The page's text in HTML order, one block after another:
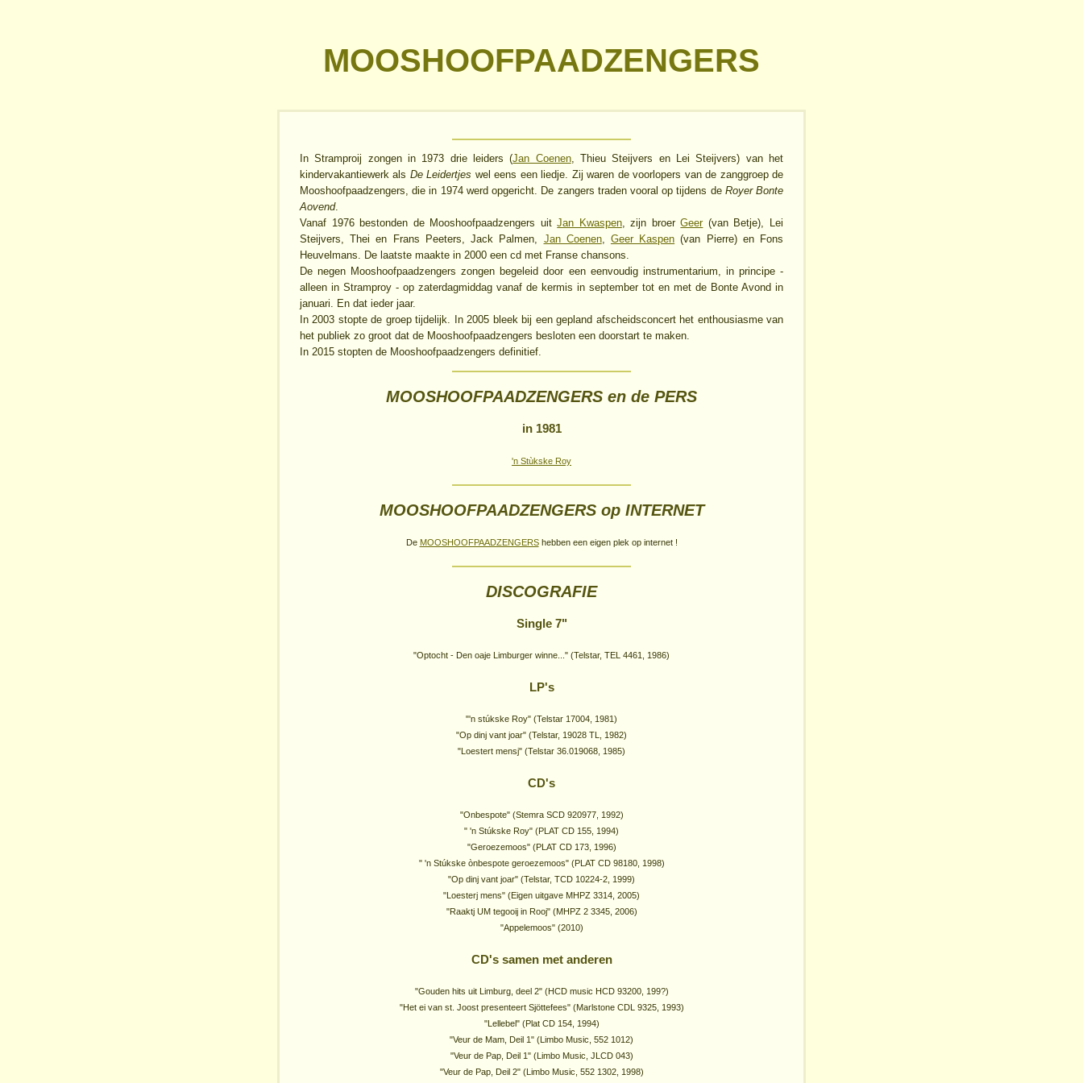
MOOSHOOFPAADZENGERS
In Stramproij zongen in 1973 drie leiders (Jan Coenen, Thieu Steijvers en Lei Steijvers) van het
kindervakantiewerk als De Leidertjes wel eens een liedje. Zij waren de voorlopers van de zanggroep de
Mooshoofpaadzengers, die in 1974 werd opgericht. De zangers traden vooral op tijdens de Royer Bonte
Aovend.
Vanaf 1976 bestonden de Mooshoofpaadzengers uitJan Kwaspen, zijn broerGeer(van Betje), Lei
Steijvers, Thei en Frans Peeters, Jack Palmen, Jan Coenen, Geer Kaspen (van Pierre) en Fons
Heuvelmans. De laatste maakte in 2000 een cd met Franse chansons.
De negen Mooshoofpaadzengers zongen begeleid door een eenvoudig instrumentarium, in principe -
alleen in Stramproy - op zaterdagmiddag vanaf de kermis in september tot en met de Bonte Avond in
januari. En dat ieder jaar.
In 2003 stopte de groep tijdelijk. In 2005 bleek bij een gepland afscheidsconcert het enthousiasme van
het publiek zo groot dat de Mooshoofpaadzengers besloten een doorstart te maken.
In 2015 stopten de Mooshoofpaadzengers definitief.
MOOSHOOFPAADZENGERS en de PERS
in 1981
'n Stùkske Roy
MOOSHOOFPAADZENGERS op INTERNET
De MOOSHOOFPAADZENGERShebben een eigen plek op internet !
DISCOGRAFIE
Single 7"
"Optocht - Den oaje Limburger winne..." (Telstar, TEL 4461, 1986)
LP's
"'n stúkske Roy" (Telstar 17004, 1981)
"Op dinj vant joar" (Telstar, 19028 TL, 1982)
"Loestert mensj" (Telstar 36.019068, 1985)
CD's
"Onbespote" (Stemra SCD 920977, 1992)
" 'n Stúkske Roy" (PLAT CD 155, 1994)
"Geroezemoos" (PLAT CD 173, 1996)
" 'n Stúkske ònbespote geroezemoos" (PLAT CD 98180, 1998)
"Op dinj vant joar" (Telstar, TCD 10224-2, 1999)
"Loesterj mens" (Eigen uitgave MHPZ 3314, 2005)
"Raaktj UM tegooij in Rooj" (MHPZ 2 3345, 2006)
"Appelemoos" (2010)
CD's samen met anderen
"Gouden hits uit Limburg, deel 2" (HCD music HCD 93200, 199?)
"Het ei van st. Joost presenteert Sjöttefees" (Marlstone CDL 9325, 1993)
"Lellebel" (Plat CD 154, 1994)
"Veur de Mam, Deil 1" (Limbo Music, 552 1012)
"Veur de Pap, Deil 1" (Limbo Music, JLCD 043)
"Veur de Pap, Deil 2" (Limbo Music, 552 1302, 1998)